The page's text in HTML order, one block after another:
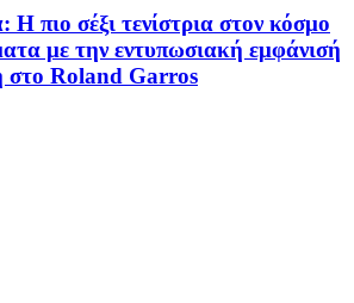
πιο σέξι τενίστρια στον κόσμο
με την εντυπωσιακή εμφάνισή
στο Roland Garros